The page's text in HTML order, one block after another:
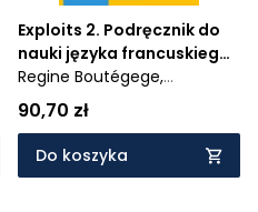
Exploits 2. Podręcznik do
nauki języka francuskiego
- 976/2/2020
Regine Boutégege,
Alessandra Bello,
Poirey, Magdalena Supryn-
Klepcarz
90,70 zł
Do koszyka